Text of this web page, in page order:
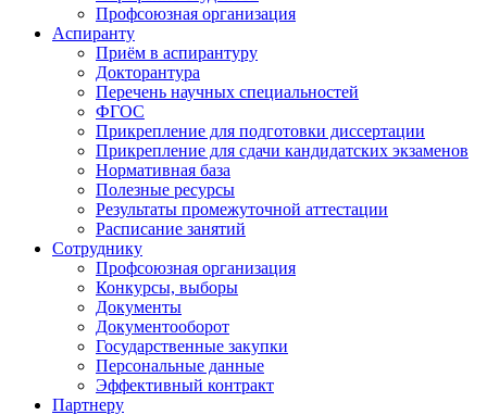
Профсоюзная организация
Аспиранту
Приём в аспирантуру
Докторантура
Перечень научных специальностей
ФГОС
Прикрепление для подготовки диссертации
Прикрепление для сдачи кандидатских экзаменов
Нормативная база
Полезные ресурсы
Результаты промежуточной аттестации
Расписание занятий
Сотруднику
Профсоюзная организация
Конкурсы, выборы
Документы
Документооборот
Государственные закупки
Персональные данные
Эффективный контракт
Партнеру